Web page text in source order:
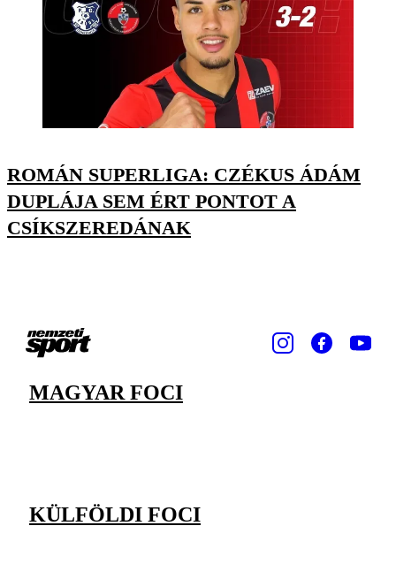
ROMÁN SUPERLIGA: CZÉKUS ÁDÁM
DUPLÁJA SEM ÉRT PONTOT A
CSÍKSZEREDÁNAK
MAGYAR FOCI
KÜLFÖLDI FOCI